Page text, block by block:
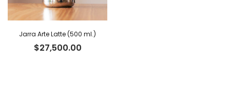
Jarra Arte Latte (500 ml.)
$27,500.00